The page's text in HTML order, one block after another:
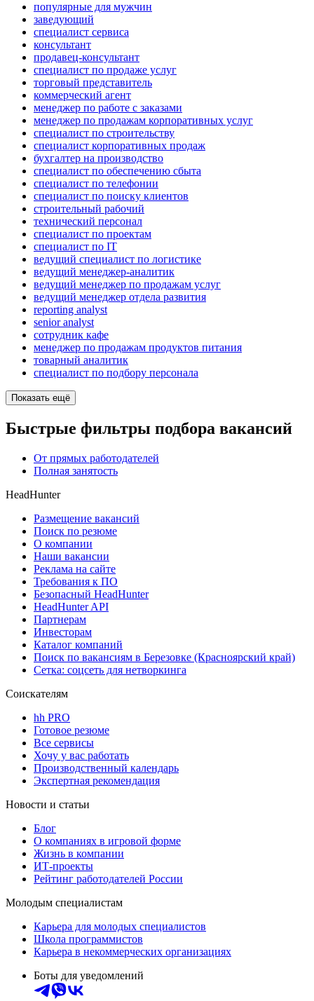
популярные для мужчин
заведующий
специалист сервиса
консультант
продавец-консультант
специалист по продаже услуг
торговый представитель
коммерческий агент
менеджер по работе с заказами
менеджер по продажам корпоративных услуг
специалист по строительству
специалист корпоративных продаж
бухгалтер на производство
специалист по обеспечению сбыта
специалист по телефонии
специалист по поиску клиентов
строительный рабочий
технический персонал
специалист по проектам
специалист по IT
ведущий специалист по логистике
ведущий менеджер-аналитик
ведущий менеджер по продажам услуг
ведущий менеджер отдела развития
reporting analyst
senior analyst
сотрудник кафе
менеджер по продажам продуктов питания
товарный аналитик
специалист по подбору персонала
Показать ещё
Быстрые фильтры подбора вакансий
От прямых работодателей
Полная занятость
HeadHunter
Размещение вакансий
Поиск по резюме
О компании
Наши вакансии
Реклама на сайте
Требования к ПО
Безопасный HeadHunter
HeadHunter API
Партнерам
Инвесторам
Каталог компаний
Поиск по вакансиям в Березовке (Красноярский край)
Сетка: соцсеть для нетворкинга
Соискателям
hh PRO
Готовое резюме
Все сервисы
Хочу у вас работать
Производственный календарь
Экспертная рекомендация
Новости и статьи
Блог
О компаниях в игровой форме
Жизнь в компании
ИТ-проекты
Рейтинг работодателей России
Молодым специалистам
Карьера для молодых специалистов
Школа программистов
Карьера в некоммерческих организациях
Боты для уведомлений